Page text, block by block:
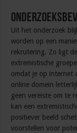
Uit het onderzoek
worden op een
rekrutering. Zo ligt
extremistische
omdat je op internet
online domein
geen vereiste om te
kan een
positiever beeld
voorstellen voor